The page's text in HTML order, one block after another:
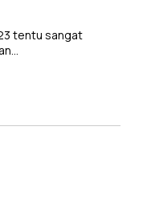
tentu sangat